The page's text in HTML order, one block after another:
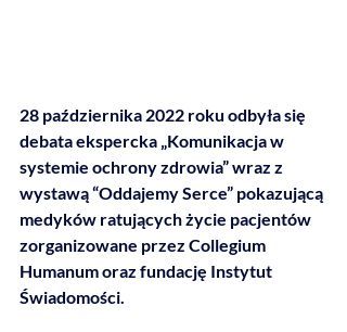
28 października 2022 roku odbyła się
debata ekspercka „Komunikacja w
systemie ochrony zdrowia” wraz z
wystawą “Oddajemy Serce” pokazującą
medyków ratujących życie pacjentów
zorganizowane przez Collegium
Humanum oraz fundację Instytut
Świadomości.